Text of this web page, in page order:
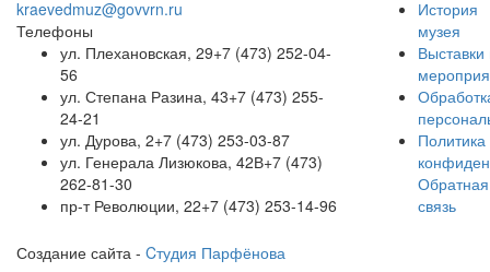
kraevedmuz@govvrn.ru
Телефоны
ул. Плехановская, 29+7 (473) 252-04-
56
ул. Степана Разина, 43+7 (473) 255-
24-21
ул. Дурова, 2+7 (473) 253-03-87
ул. Генерала Лизюкова, 42В+7 (473)
262-81-30
пр-т Революции, 22+7 (473) 253-14-96
История
музея
Выставки
Политика
Обратная
связь
Создание сайта - Cтудия Парфёнова